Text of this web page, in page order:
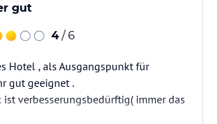
gut
4 / 6
Hotel , als Ausgangspunkt für
gut geeignet .
ist verbesserungsbedürftig( immer das